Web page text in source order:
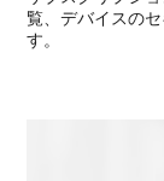
覧、デバイスの
す。